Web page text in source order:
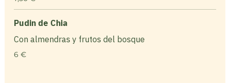
Pudin de Chia
Con almendras y frutos del bosque
6 €